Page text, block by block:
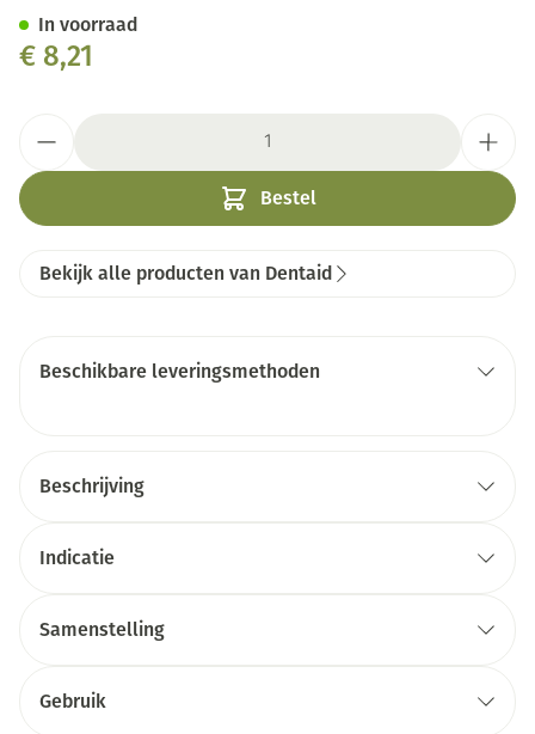
€ 8,21
Bestel
In voorraad
Bekijk alle producten van Dentaid
Beschikbare leveringsmethoden
Beschrijving
Indicatie
Samenstelling
Gebruik